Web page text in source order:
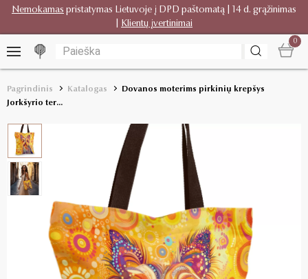
Nemokamas pristatymas Lietuvoje į DPD paštomatą | 14 d. grąžinimas
Klientų įvertinimai
0
Pagrindinis Katalogas
Dovanos moterims pirkinių krepšys
Jorkšyrio ter...